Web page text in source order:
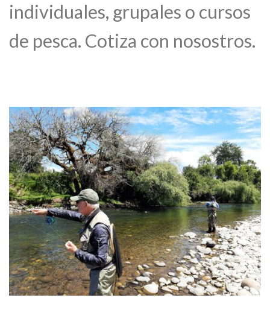
individuales, grupales o cursos
de pesca. Cotiza con nosostros.